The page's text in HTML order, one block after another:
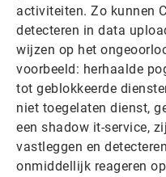
activiteiten. Zo kunnen
detecteren in data
wijzen op het
voorbeeld: herhaalde
tot geblokkeerde
niet toegelaten dienst,
een shadow it-service,
vastleggen en
onmiddellijk reageren